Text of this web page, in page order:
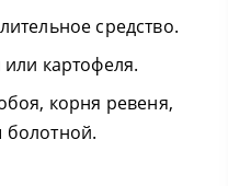
средство.
картофеля.
корня ревеня,